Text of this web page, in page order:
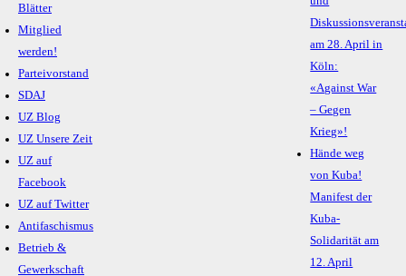
Blätter
Mitglied
werden!
Parteivorstand
SDAJ
UZ Blog
UZ Unsere Zeit
UZ auf
Facebook
UZ auf Twitter
Antifaschismus
Betrieb &
Gewerkschaft
am 28. April in
Köln:
«Against War
– Gegen
Krieg»!
Hände weg
von Kuba!
Manifest der
Kuba-
Solidarität am
12. April